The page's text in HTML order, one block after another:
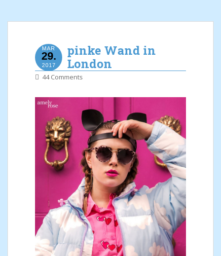
MAR
29.
2017
pinke Wand in
London
44 Comments